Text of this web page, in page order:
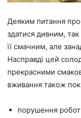
Деяким питання
здатися дивним,
її смачним, але
Насправді цей
прекрасними
вживання також
порушення